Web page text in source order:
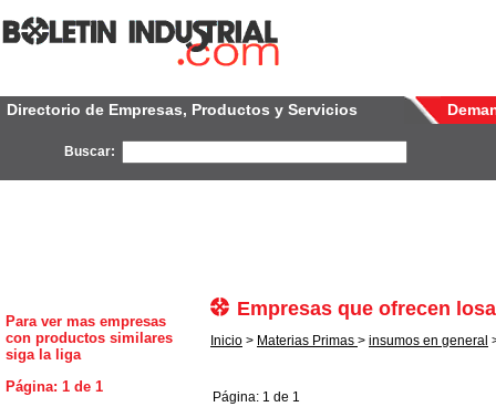
Directorio de Empresas, Productos y Servicios
Buscar:
Para ver mas empresas
con productos similares
siga la liga
Página: 1 de 1
Empresas que ofrecen
Inicio > Materias Primas > insumos en general
Página: 1 de 1